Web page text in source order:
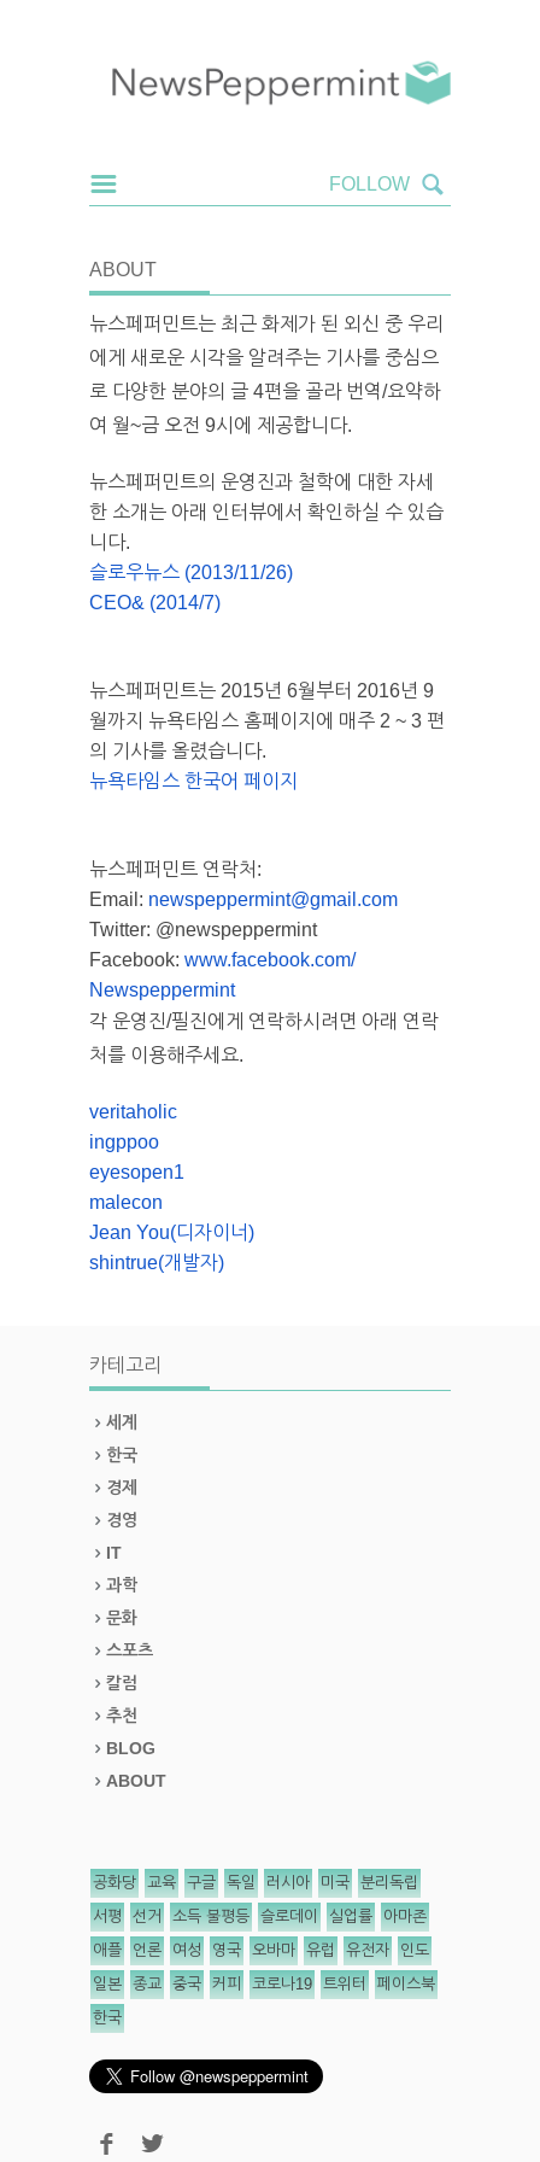
ABOUT
뉴스페퍼민트는 최근 화제가 된 외신 중 우리
에게 새로운 시각을 알려주는 기사를 중심으
로 다양한 분야의 글 4편을 골라 번역/요약하
여 월~금 오전 9시에 제공합니다.
뉴스페퍼민트의 운영진과 철학에 대한 자세
한 소개는 아래 인터뷰에서 확인하실 수 있습
니다.
슬로우뉴스 (2013/11/26)
CEO& (2014/7)
뉴스페퍼민트는 2015년 6월부터 2016년 9
월까지 뉴욕타임스 홈페이지에 매주 2 ~ 3 편
의 기사를 올렸습니다.
뉴욕타임스 한국어 페이지
뉴스페퍼민트 연락처:
Email: newspeppermint@gmail.com
Twitter: @newspeppermint
Facebook: www.facebook.com/
Newspeppermint
각 운영진/필진에게 연락하시려면 아래 연락
처를 이용해주세요.
veritaholic
ingppoo
eyesopen1
malecon
Jean You(디자이너)
shintrue(개발자)
카테고리
세계
한국
경제
경영
IT
과학
문화
스포츠
칼럼
추천
BLOG
ABOUT
공화당 교육 구글 독일 러시아 미국 분리독립
서평 선거 소득 불평등 슬로데이 실업률 아마존
애플 언론 여성 영국 오바마 유럽 유전자 인도
일본 종교 중국 커피 코로나19 트위터 페이스북
한국